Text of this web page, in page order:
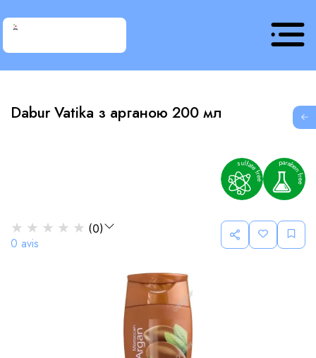
Dabur Vatika з арганою 200 мл
★ ★ ★ ★ ★ (0)
0 avis